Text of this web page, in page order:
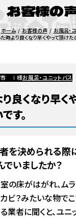
お客様の
ホーム お客様の声
お風呂・
時より良くなり早くやって頂けた
市 Ⅰ様お風呂・ユニットバス
良くなり早く
す。
を決められる際
でいましたか？
の床がはがれ、ム
ビ？みたいな物でこ
業者に聞くと、ユ